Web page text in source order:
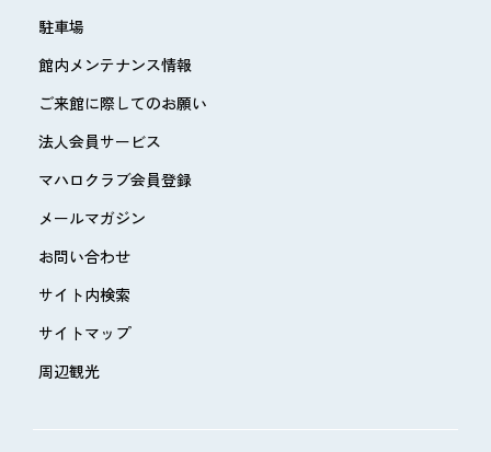
駐車場
館内メンテナンス情報
ご来館に際してのお願い
法人会員サービス
マハロクラブ会員登録
メールマガジン
お問い合わせ
サイト内検索
サイトマップ
周辺観光